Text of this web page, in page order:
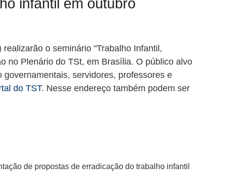
infantil em outubro
o seminário "Trabalho Infantil,
no Plenário do TSt, em Brasília. O público alvo
servidores, professores e
do TST. Nesse endereço também podem ser
de propostas de erradicação do trabalho infantil